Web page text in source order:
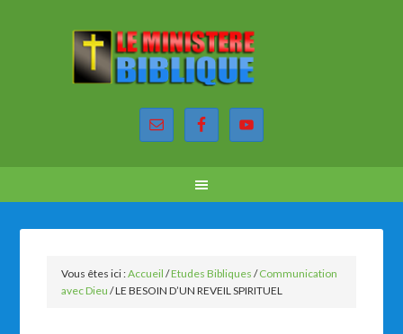
Vous êtes ici :Accueil /Etudes Bibliques /Communication
avec Dieu /LE BESOIN D’UN REVEIL SPIRITUEL